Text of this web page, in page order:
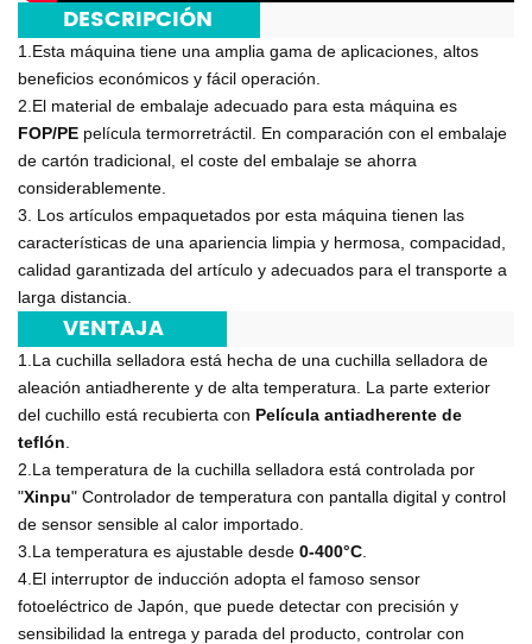
DESCRIPCIÓN
1.Esta máquina tiene una amplia gama de aplicaciones, altos
beneficios económicos y fácil operación.
2.El material de embalaje adecuado para esta máquina es
FOP/PE película termorretráctil. En comparación con el embalaje
de cartón tradicional, el coste del embalaje se ahorra
considerablemente.
3. Los artículos empaquetados por esta máquina tienen las
características de una apariencia limpia y hermosa, compacidad,
calidad garantizada del artículo y adecuados para el transporte a
larga distancia.
VENTAJA
1.La cuchilla selladora está hecha de una cuchilla selladora de
aleación antiadherente y de alta temperatura. La parte exterior
del cuchillo está recubierta con Película antiadherente de
teflón
2.La temperatura de la cuchilla selladora está controlada por
"Xinpu" Controlador de temperatura con pantalla digital y control
de sensor sensible al calor importado.
3.La temperatura es ajustable desde 0-400°C
4.El interruptor de inducción adopta el famoso sensor
fotoeléctrico de Japón, que puede detectar con precisión y
sensibilidad la entrega y parada del producto, controlar con